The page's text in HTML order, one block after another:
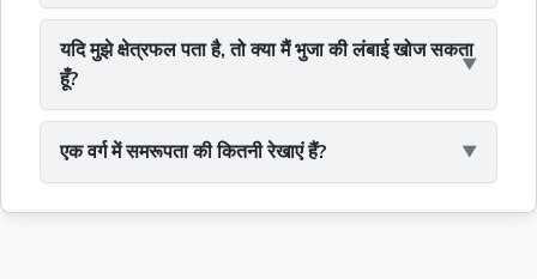
यदि मुझे क्षेत्रफल पता है, तो क्या मैं भुजा की लंबाई खोज सकता
हूँ?
एक वर्ग में समरूपता की कितनी रेखाएं हैं?